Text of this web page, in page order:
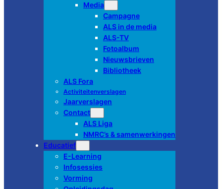
Media
Campagne
ALS in de media
ALS-TV
Fotoalbum
Nieuwsbrieven
Bibliotheek
ALS Fora
Activiteitenverslagen
Jaarverslagen
Contact
ALS Liga
NMRC’s & samenwerkingen
Educatief
E-Learning
Infosessies
Vorming